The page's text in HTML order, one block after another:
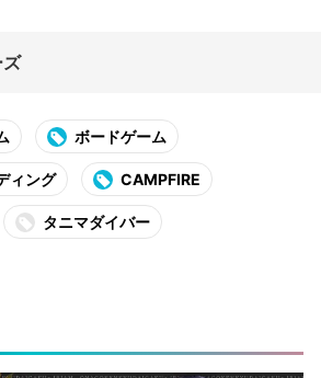
ボードゲーム
ィング CAMPFIRE
タニマダイバー